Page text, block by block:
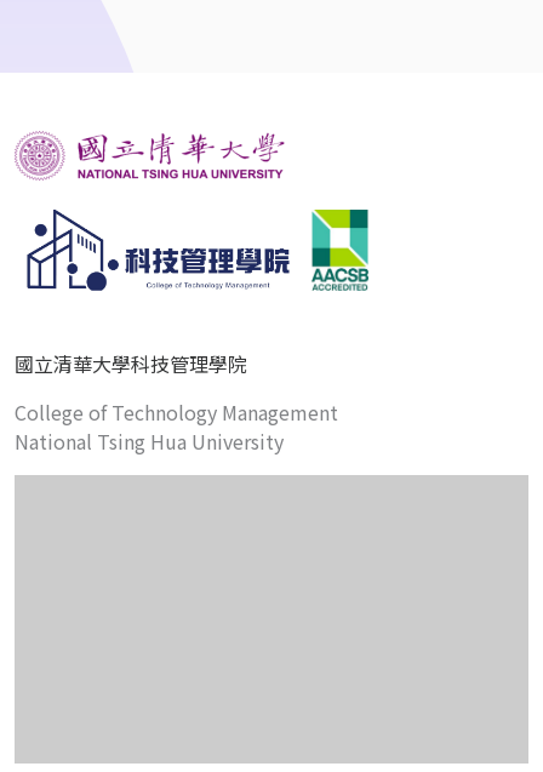
國立清華大學科技管理學院
College of Technology Management
National Tsing Hua University